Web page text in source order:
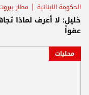
الحكومة اللبنانية مطار
خليل: لا أعرف لماذا
عفواً
محليات